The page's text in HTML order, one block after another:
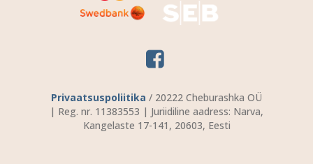
Privaatsuspoliitika / 20222 Cheburashka OÜ
| Reg. nr. 11383553 | Juriidiline aadress: Narva,
Kangelaste 17-141, 20603, Eesti